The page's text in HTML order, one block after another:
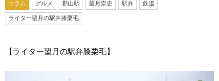
コラム グルメ 郡山駅 望月崇史 駅弁 鉄道
ライター望月の駅弁膝栗毛
【ライター望月の駅弁膝栗毛】